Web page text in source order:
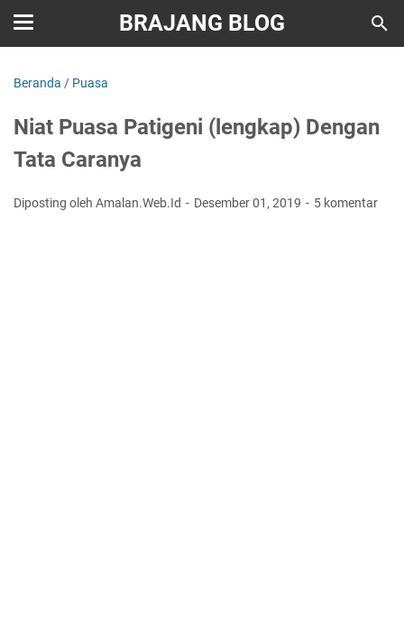
BRAJANG BLOG
Beranda / Puasa
Niat Puasa Patigeni (lengkap) Dengan
Tata Caranya
Diposting oleh Amalan.Web.Id Desember 01, 2019 5 komentar